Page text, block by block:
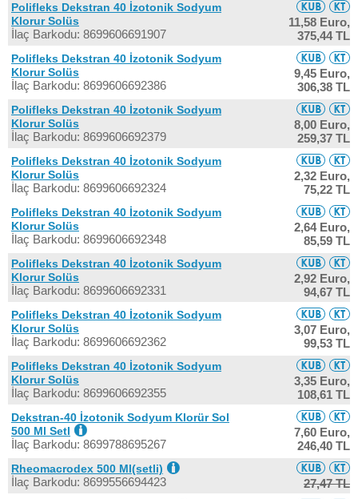
Polifleks Dekstran 40 İzotonik Sodyum
Klorur Solüs
İlaç Barkodu: 8699606691907
11,58 Euro,
375,44 TL
Polifleks Dekstran 40 İzotonik Sodyum
Klorur Solüs
İlaç Barkodu: 8699606692386
9,45 Euro,
306,38 TL
Polifleks Dekstran 40 İzotonik Sodyum
Klorur Solüs
İlaç Barkodu: 8699606692379
8,00 Euro,
259,37 TL
Polifleks Dekstran 40 İzotonik Sodyum
Klorur Solüs
İlaç Barkodu: 8699606692324
2,32 Euro,
75,22 TL
Polifleks Dekstran 40 İzotonik Sodyum
Klorur Solüs
İlaç Barkodu: 8699606692348
2,64 Euro,
85,59 TL
Polifleks Dekstran 40 İzotonik Sodyum
Klorur Solüs
İlaç Barkodu: 8699606692331
2,92 Euro,
94,67 TL
Polifleks Dekstran 40 İzotonik Sodyum
Klorur Solüs
İlaç Barkodu: 8699606692362
3,07 Euro,
99,53 TL
Polifleks Dekstran 40 İzotonik Sodyum
Klorur Solüs
İlaç Barkodu: 8699606692355
3,35 Euro,
108,61 TL
Dekstran-40 İzotonik Sodyum Klorür Sol
500 Ml Setl
İlaç Barkodu: 8699788695267
7,60 Euro,
246,40 TL
Rheomacrodex 500 Ml(setli)
İlaç Barkodu: 8699556694423 27,47 TL